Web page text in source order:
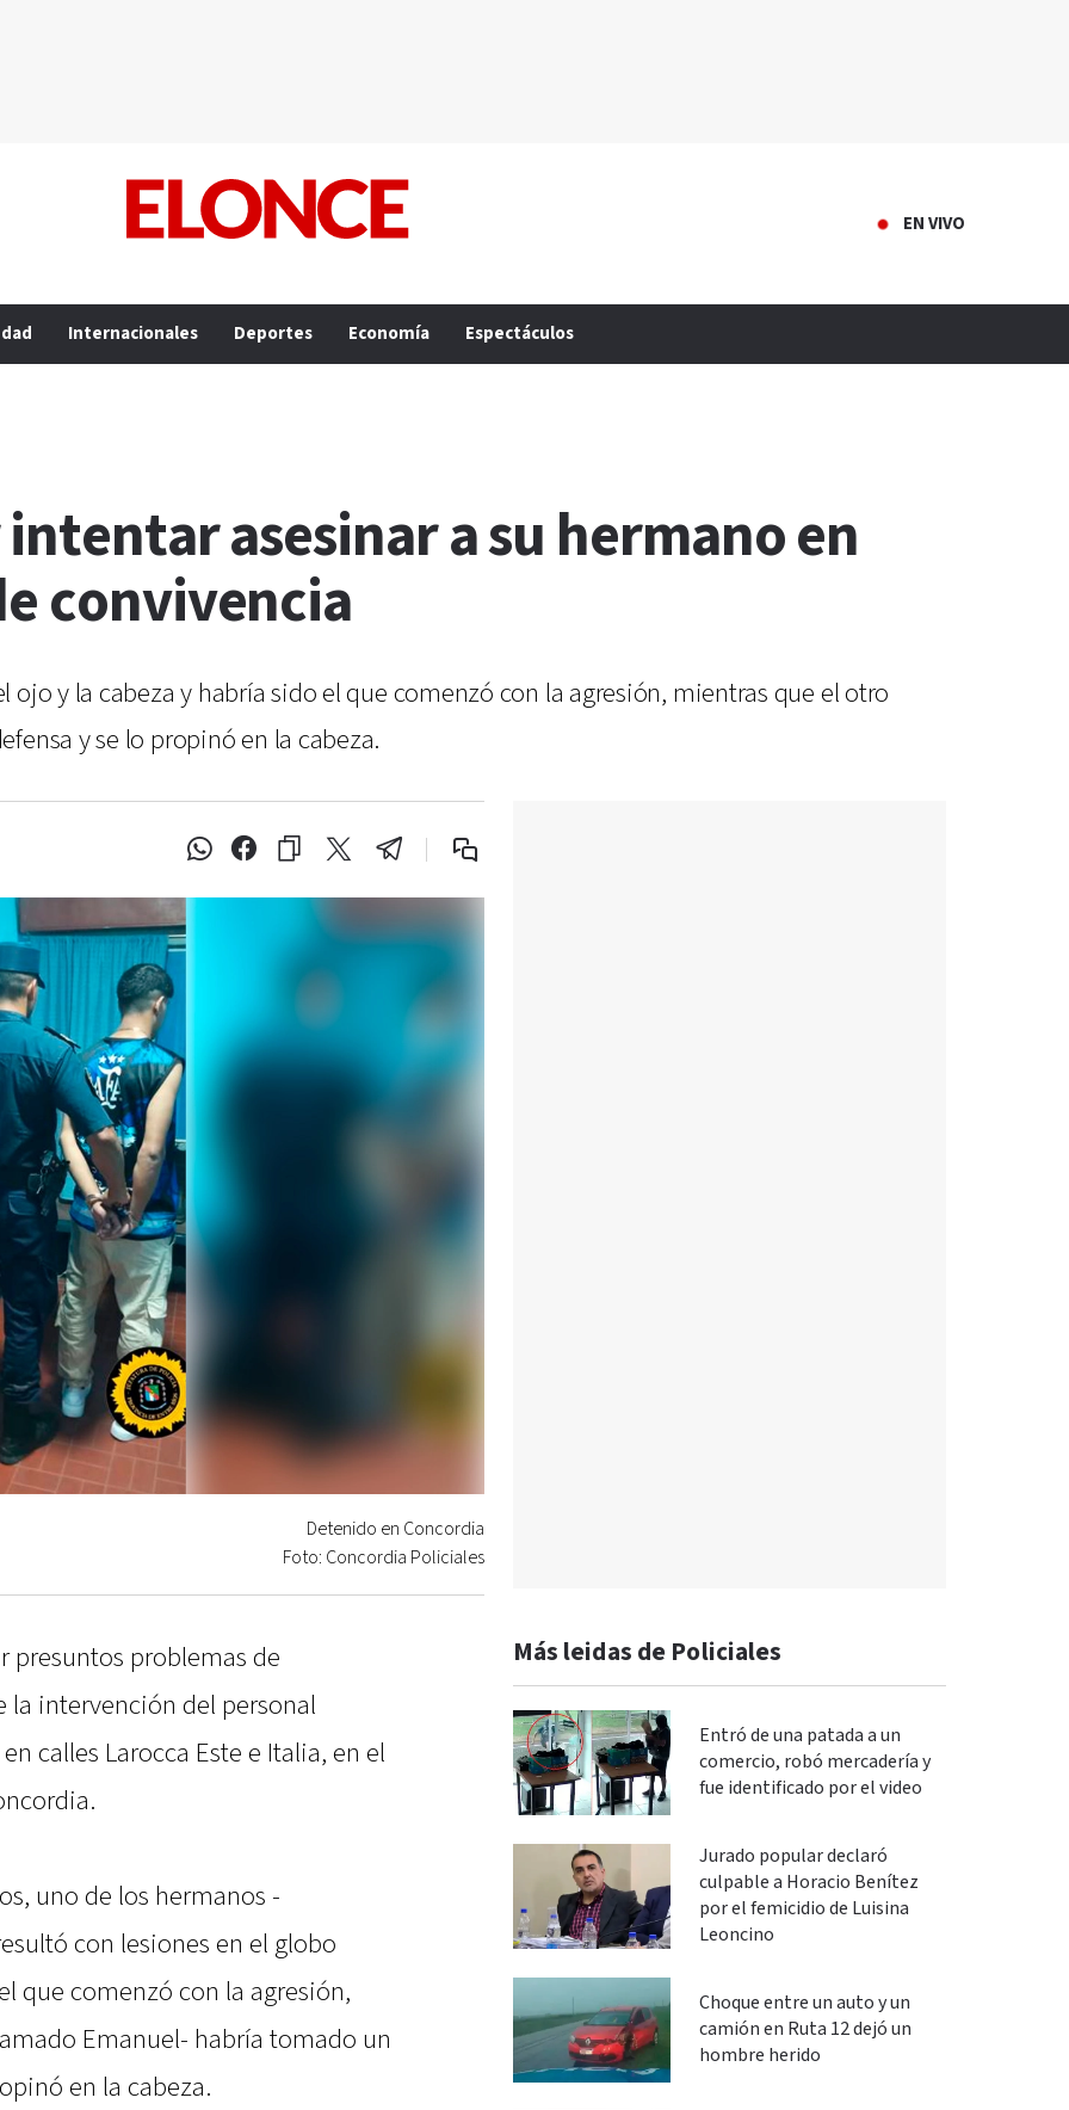
EN VIVO
Internacionales Deportes Economía Espectáculos
asesinar a su hermano en
convivencia
ojo y la cabeza y habría sido el que comenzó con la agresión, mientras que el otro
y se lo propinó en la cabeza.
Detenido en Concordia
Foto: Concordia Policiales
presuntos problemas de
intervención del personal
calles Larocca Este e Italia, en el
uno de los hermanos -
con lesiones en el globo
que comenzó con la agresión,
Emanuel- habría tomado un
en la cabeza.
Más leidas de Policiales
Entró de una patada a un
comercio, robó mercadería y
fue identificado por el video
Jurado popular declaró
culpable a Horacio Benítez
por el femicidio de Luisina
Leoncino
Choque entre un auto y un
camión en Ruta 12 dejó un
hombre herido